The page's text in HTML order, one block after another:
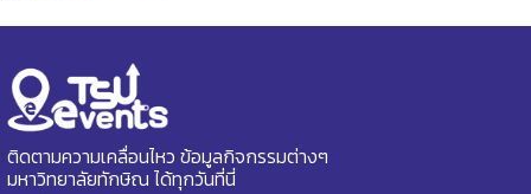
ติดตามความเคลื่อนไหว ข้อมูลกิจกรรมต่างๆ
มหาวิทยาลัยทักษิณ ได้ทุกวันที่นี่